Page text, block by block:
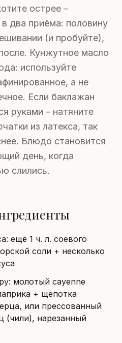
острее –
два приёма: половину
(и пробуйте),
Кунжутное масло
используйте
а не
Если баклажан
руками – натяните
из латекса, так
Блюдо становится
день, когда
слились.
ещё 1 ч. л. соевого
соли + несколько
молотый cayenne
+ щепотка
или прессованный
(чили), нарезанный